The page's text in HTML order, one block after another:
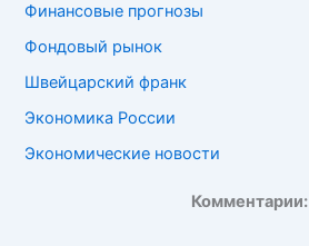
Финансовые прогнозы
Фондовый рынок
Швейцарский франк
Экономика России
Экономические новости
Комментарии: